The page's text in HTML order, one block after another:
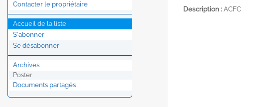
Contacter le propriétaire
Accueil de la liste
S'abonner
Se désabonner
Archives
Poster
Documents partagés
Description :ACFC